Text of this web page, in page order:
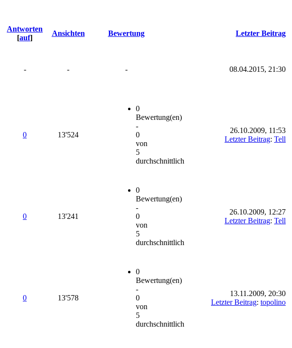
Antworten
[auf]
Ansichten Bewertung Letzter Beitrag
- - - 08.04.2015, 21:30
0 13'524
0
Bewertung(en)
-
0
von
5
durchschnittlich
26.10.2009, 11:53
Letzter Beitrag: Tell
0 13'241
0
Bewertung(en)
-
0
von
5
durchschnittlich
26.10.2009, 12:27
Letzter Beitrag: Tell
0 13'578
0
Bewertung(en)
-
0
von
5
durchschnittlich
13.11.2009, 20:30
Letzter Beitrag: topolino